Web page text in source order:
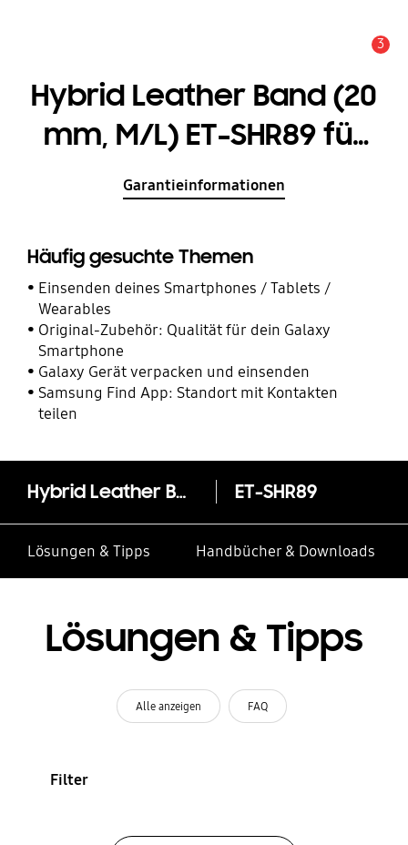
3
Hybrid Leather Band (20
mm, M/L) ET-SHR89 für
die Galaxy Watch4-
Garantieinformationen
Häufig gesuchte Themen
Einsenden deines Smartphones / Tablets /
Wearables
Original-Zubehör: Qualität für dein Galaxy
Smartphone
Galaxy Gerät verpacken und einsenden
Samsung Find App: Standort mit Kontakten
teilen
Hybrid Leather Band (20 mm, M/L) ET-SHR89 für die Galaxy Watch4-Serie ET-SHR89
Lösungen & Tipps Handbücher & Downloads
Lösungen & Tipps
Alle anzeigen FAQ
Filter